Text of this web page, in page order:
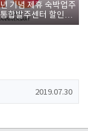
기념 제휴 숙박업주
합발주센터 할인쿠
2019.07.30